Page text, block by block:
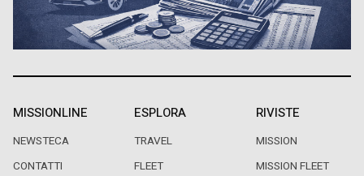
MISSIONLINE
NEWSTECA
CONTATTI
ESPLORA
TRAVEL
FLEET
RIVISTE
MISSION
MISSION FLEET